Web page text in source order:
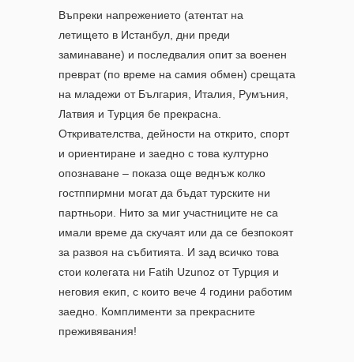
Въпреки напрежението (атентат на
летището в Истанбул, дни преди
заминаване) и последвалия опит за военен
преврат (по време на самия обмен) срещата
на младежи от България, Италия, Румъния,
Латвия и Турция бе прекрасна.
Откривателства, дейности на открито, спорт
и ориентиране и заедно с това културно
опознаване – показа още веднъж колко
гостппирмни могат да бъдат турските ни
партньори. Нито за миг участниците не са
имали време да скучаят или да се безпокоят
за развоя на събитията. И зад всичко това
стои колегата ни Fatih Uzunoz от Турция и
неговия екип, с които вече 4 години работим
заедно. Комплименти за прекрасните
преживявания!